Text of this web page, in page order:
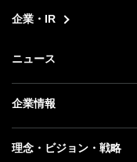
企業・IR
ニュース
ニュース トップ
プレスリリース
企業情報
企業情報 トップ
理念・ビジョン・戦略